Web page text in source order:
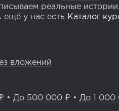
реальные истории.
ещё у нас есть Каталог
вложений
• До 500 000 ₽ • До 1 000